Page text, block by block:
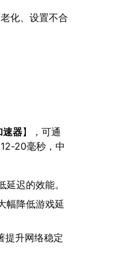
化、设置不合
速器】，可通
20毫秒，中
迟的效能。
幅降低游戏延
提升网络稳定